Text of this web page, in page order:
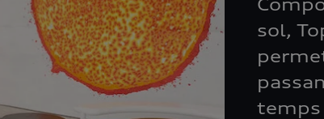
sol,
temps